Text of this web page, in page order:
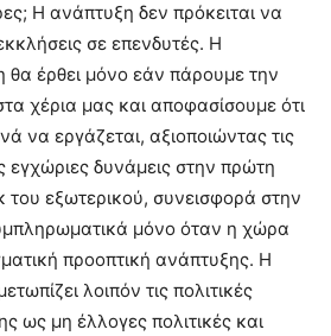
Η ανάπτυξη δεν πρόκειται να
σε επενδυτές. Η
θα έρθει μόνο εάν πάρουμε την
χέρια μας και αποφασίσουμε ότι
να εργάζεται, αξιοποιώντας τις
εγχώριες δυνάμεις στην πρώτη
του εξωτερικού, συνεισφορά στην
μόνο όταν η χώρα
προοπτική ανάπτυξης. Η
λοιπόν τις πολιτικές
ως μη έλλογες πολιτικές και